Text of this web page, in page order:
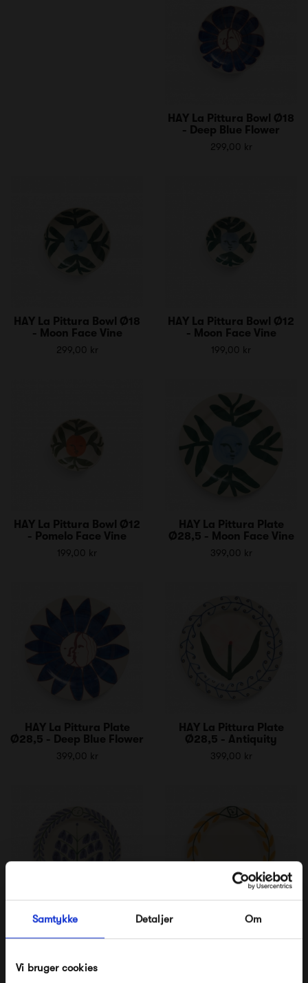
Samtykke Detaljer Om
Vi bruger cookies
HAY La Pittura Bowl Ø18
- Deep Blue Flower
299,00 kr
HAY La Pittura Bowl Ø18
- Moon Face Vine
299,00 kr
HAY La Pittura Bowl Ø12
- Moon Face Vine
199,00 kr
HAY La Pittura Bowl Ø12
- Pomelo Face Vine
199,00 kr
HAY La Pittura Plate
Ø28,5 - Moon Face Vine
399,00 kr
HAY La Pittura Plate
Ø28,5 - Deep Blue Flower
399,00 kr
HAY La Pittura Plate
Ø28,5 - Antiquity
399,00 kr
- Bluebells
- Golden Leaf